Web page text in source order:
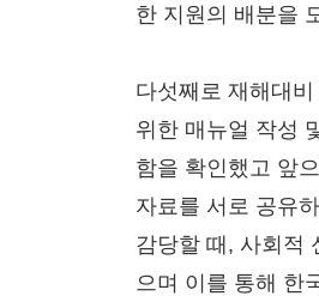
한 지원의 배분을
다섯째로 재해대
위한 매뉴얼 작성
함을 확인했고 앞
자료를 서로 공유
감당할 때, 사회적
으며 이를 통해 한